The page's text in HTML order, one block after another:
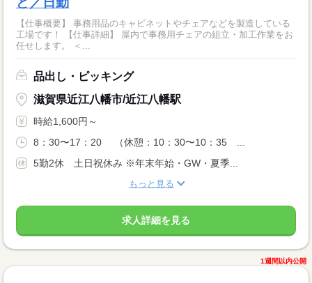
【仕事概要】 事務用品のキャビネットやチェアなどを製造している
工場です！ 【仕事詳細】 屋内で事務用チェアの組立・加工作業をお
任せします。 ＜...
品出し・ピッキング
滋賀県近江八幡市/近江八幡駅
時給1,600円～
8：30〜17：20 （休憩：10：30〜10：35 ...
5勤2休 土日祝休み ※年末年始・GW・夏季...
もっと見る
求人詳細を見る
1週間以内公開